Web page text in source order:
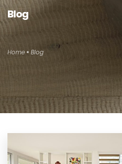
Pavimenti in legno
Interior Design
Altri materiali
Blog
Contatti
Blog
Home Blog